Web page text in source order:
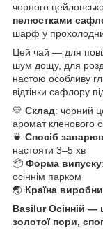
чорного
пелюстками
шарф у
Цей чай — для
шум дощу, для
настою особливу
відтінки сафлору
💛 Склад: чорний
аромат кленового
🍵 Спосіб
настояти 3–5 хв
📦 Форма випуску
осіннім парком
🌏 Країна
Basilur Осінній —
золотої пори,